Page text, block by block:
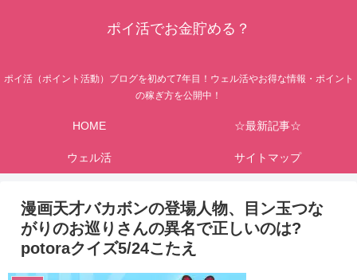
ポイ活でお金貯める？
ポイ活（ポイント活動）ブログを初めて7年目！ウェル活やお得な情報・ポイント
の稼ぎ方を公開中！
HOME ☆最新記事☆
ウェル活 サイトマップ
漫画天才バカボンの登場人物、目ン玉つな
がりのお巡りさんの異名で正しいのは?
potoraクイズ5/24こたえ